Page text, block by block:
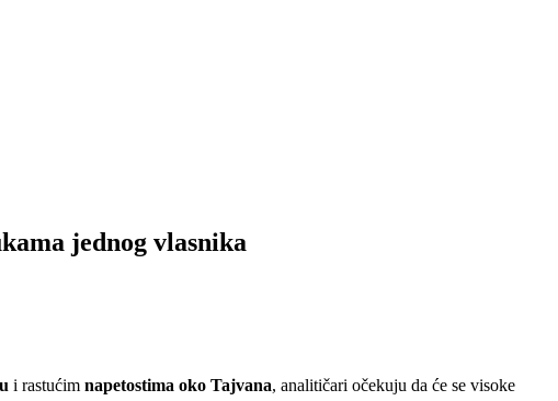
jednog vlasnika
i rastućim napetostima oko Tajvana, analitičari očekuju da će se visoke